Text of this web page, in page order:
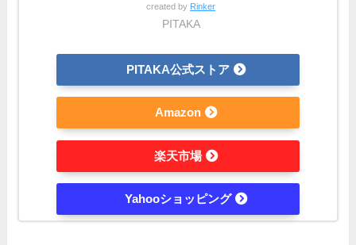
created by Rinker
PITAKA
PITAKA公式ストア
Amazon
楽天市場
Yahooショッピング